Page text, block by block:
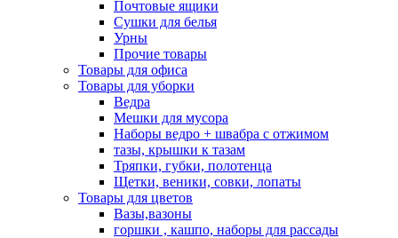
Почтовые ящики
Сушки для белья
Урны
Прочие товары
Товары для офиса
Товары для уборки
Ведра
Мешки для мусора
Наборы ведро + швабра с отжимом
тазы, крышки к тазам
Тряпки, губки, полотенца
Щетки, веники, совки, лопаты
Товары для цветов
Вазы,вазоны
горшки , кашпо, наборы для рассады